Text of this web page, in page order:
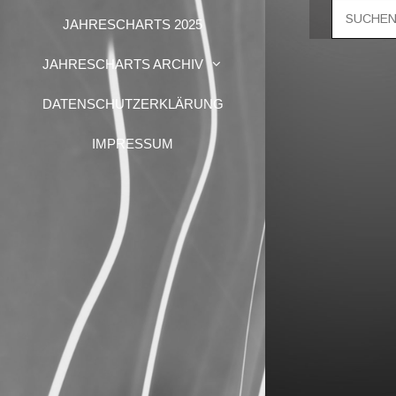
JAHRESCHARTS 2025
JAHRESCHARTS ARCHIV
DATENSCHUTZERKLÄRUNG
IMPRESSUM